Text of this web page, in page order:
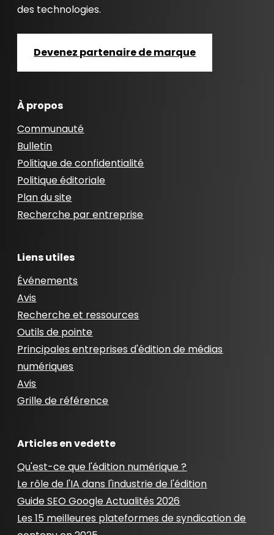
des technologies.
Devenez partenaire de marque
À propos
Communauté
Bulletin
Politique de confidentialité
Politique éditoriale
Plan du site
Recherche par entreprise
Liens utiles
Événements
Avis
Recherche et ressources
Outils de pointe
Principales entreprises d'édition de médias
numériques
Avis
Grille de référence
Articles en vedette
Qu'est-ce que l'édition numérique ?
Le rôle de l'IA dans l'industrie de l'édition
Guide SEO Google Actualités 2026
Les 15 meilleures plateformes de syndication de